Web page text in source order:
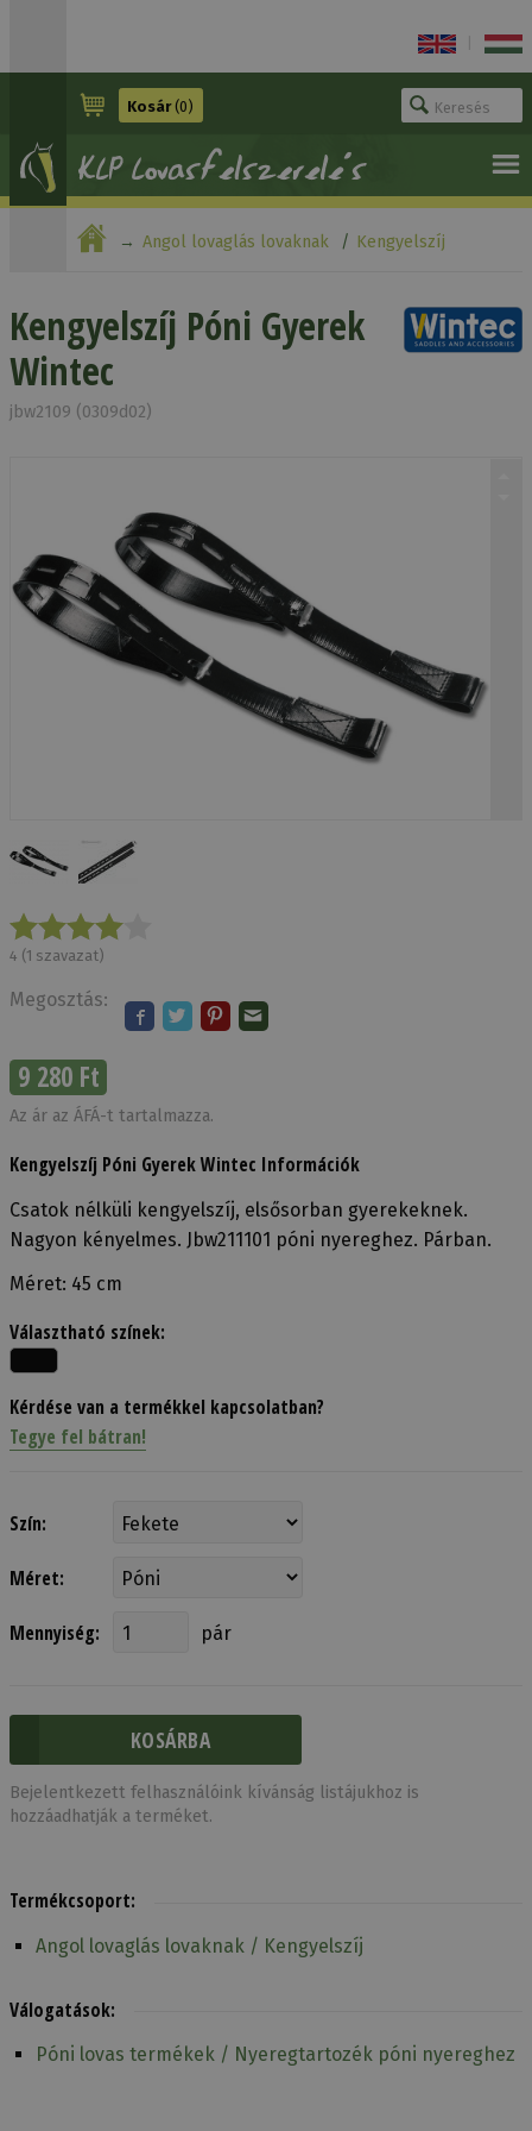
Kosár(0)
Angol lovaglás lovaknak Kengyelszíj
Kengyelszíj Póni Gyerek
Wintec
jbw2109 (0309d02)
4 (1 szavazat)
Megosztás:
9 280 Ft
Az ár az ÁFÁ-t tartalmazza.
Kengyelszíj Póni Gyerek Wintec Információk
Csatok nélküli kengyelszíj, elsősorban gyerekeknek.
Nagyon kényelmes. Jbw211101 póni nyereghez. Párban.
Méret: 45 cm
Választható színek:
Kérdése van a termékkel kapcsolatban?
Tegye fel bátran!
Szín:
Méret:
Mennyiség: pár
Bejelentkezett felhasználóink kívánság listájukhoz is
hozzáadhatják a terméket.
Termékcsoport:
Angol lovaglás lovaknak / Kengyelszíj
Válogatások:
Póni lovas termékek / Nyeregtartozék póni nyereghez